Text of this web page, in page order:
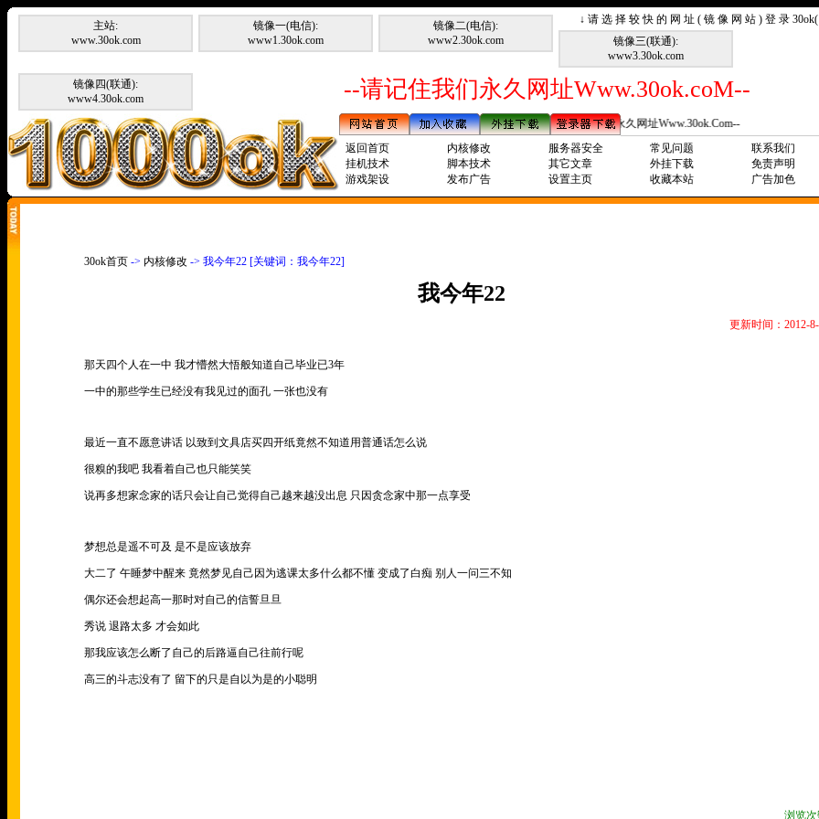
↓ 请 选 择 较 快 的 网 址 ( 镜 像 网 站 ) 登 录
主站:
www.30ok.com
镜像一(电信):
www1.30ok.com
镜像二(电信):
www2.30ok.com
镜像三(联通):
www3.30ok.com
镜像四(联通):
www4.30ok.com
--请记住我们永久网址Www.30ok.coM--
--请记住我们永久网址Www.30ok.Com--
返回首页
内核修改 服务器安全 常见问题
联系我们
挂机技术
脚本技术 其它文章 外挂下载
免责声明
游戏架设
发布广告 设置主页 收藏本站 广告加色
30ok首页 -> 内核修改 -> 我今年22 [关键词：我今年22]
我今年22
更新时间：2012-
那天四个人在一中 我才懵然大悟般知道自己毕业已3年
一中的那些学生已经没有我见过的面孔 一张也没有
最近一直不愿意讲话 以致到文具店买四开纸竟然不知道用普通话怎么说
很糗的我吧 我看着自己也只能笑笑
说再多想家念家的话只会让自己觉得自己越来越没出息 只因贪念家中那一点享受
梦想总是遥不可及 是不是应该放弃
大二了 午睡梦中醒来 竟然梦见自己因为逃课太多什么都不懂 变成了白痴 别人一问三不知
偶尔还会想起高一那时对自己的信誓旦旦
秀说 退路太多 才会如此
那我应该怎么断了自己的后路逼自己往前行呢
高三的斗志没有了 留下的只是自以为是的小聪明
浏览